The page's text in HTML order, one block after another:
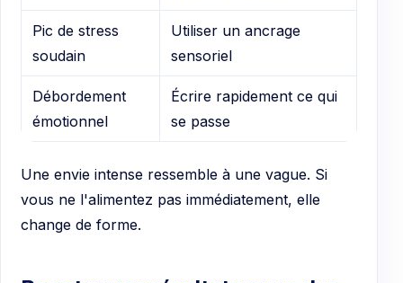
Pic de stress
soudain
Utiliser un ancrage
sensoriel
Débordement
émotionnel
Écrire rapidement ce qui
se passe
Une envie intense ressemble à une vague. Si
vous ne l'alimentez pas immédiatement, elle
change de forme.